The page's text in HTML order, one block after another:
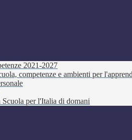
2021-2027
competenze e ambienti per
per l'Italia di domani